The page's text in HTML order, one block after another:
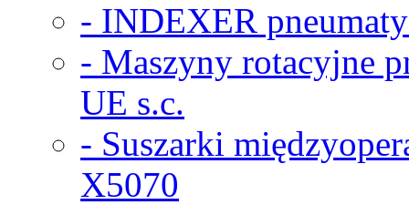
- INDEXER
- Maszyny rotacyjne
UE s.c.
- Suszarki
X5070